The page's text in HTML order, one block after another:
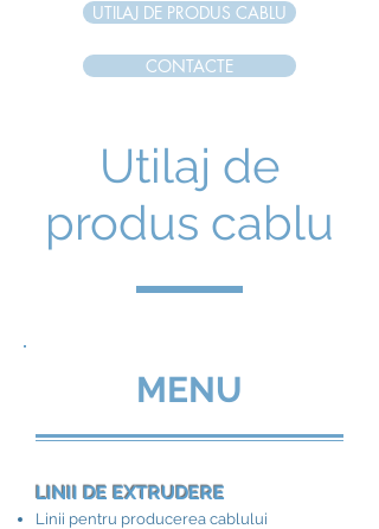
UTILAJ DE PRODUS CABLU
CONTACTE
Utilaj de
produs cablu
MENU
LINII DE EXTRUDERE
Linii pentru producerea cablului